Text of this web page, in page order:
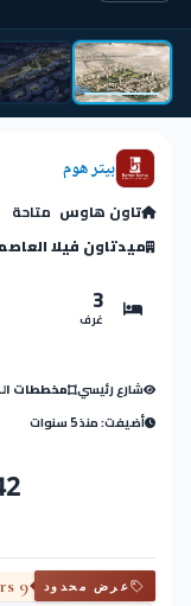
بيتر هوم
تاون هاوس متاحة
ميدتاون فيلا
3
غرف
شارع رئيسي مخططات
أضيفت: منذ 5 سنوات
عرض محدود 9 yrs